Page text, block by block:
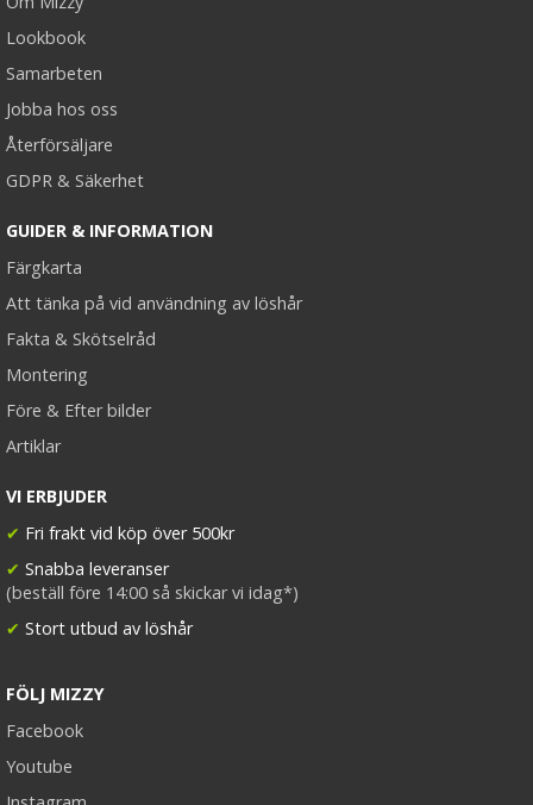
Lookbook
Samarbeten
Jobba hos oss
Återförsäljare
GDPR & Säkerhet
GUIDER & INFORMATION
Färgkarta
Att tänka på vid användning av löshår
Fakta & Skötselråd
Montering
Före & Efter bilder
Artiklar
VI ERBJUDER
✔ Fri frakt vid köp över 500kr
✔ Snabba leveranser
(beställ före 14:00 så skickar vi idag*)
✔ Stort utbud av löshår
FÖLJ MIZZY
Facebook
Youtube